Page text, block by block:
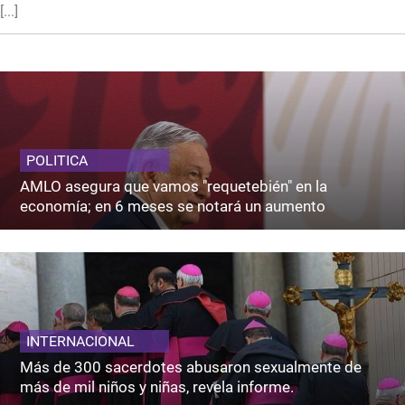
[...]
POLITICA
AMLO asegura que vamos "requetebién" en la
economía; en 6 meses se notará un aumento
INTERNACIONAL
Más de 300 sacerdotes abusaron sexualmente de
más de mil niños y niñas, revela informe.